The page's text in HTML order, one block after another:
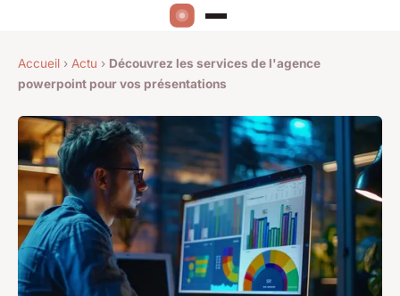
Accueil › Actu › Découvrez les services de l'agence
powerpoint pour vos présentations